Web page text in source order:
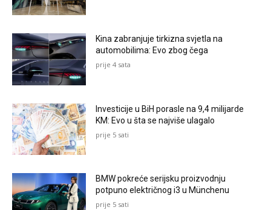
Kina zabranjuje tirkizna svjetla na
automobilima: Evo zbog čega
prije 4 sata
Investicije u BiH porasle na 9,4 milijarde
KM: Evo u šta se najviše ulagalo
prije 5 sati
BMW pokreće serijsku proizvodnju
potpuno električnog i3 u Münchenu
prije 5 sati